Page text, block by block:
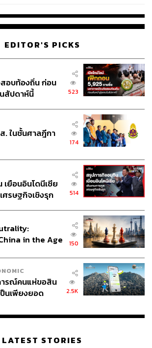
EDITOR'S PICKS
อบท้องถิ่น ก่อน
สัปดาห์นี้
523
. ในชั้นศาลฎีกา
174
ยือนอินโดนีเซีย
ศรษฐกิจเชิงรุก
514
in the Age
150
ารณ์คนแห่ขอสิน
ป็นเพียงยอด
2.5K
LATEST STORIES